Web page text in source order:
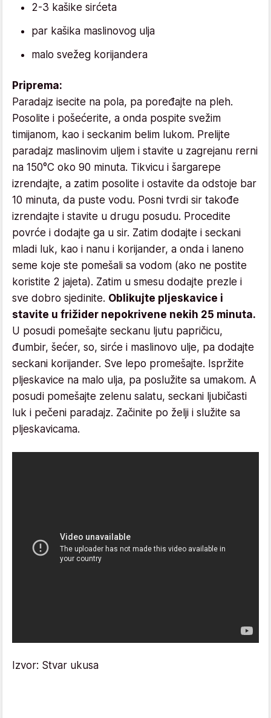
2-3 kašike sirćeta
par kašika maslinovog ulja
malo svežeg korijandera
Priprema:
Paradajz isecite na pola, pa poređajte na pleh.
Posolite i pošećerite, a onda pospite svežim
timijanom, kao i seckanim belim lukom. Prelijte
paradajz maslinovim uljem i stavite u zagrejanu rerni
na 150°C oko 90 minuta. Tikvicu i šargarepe
izrendajte, a zatim posolite i ostavite da odstoje bar
10 minuta, da puste vodu. Posni tvrdi sir takođe
izrendajte i stavite u drugu posudu. Procedite
povrće i dodajte ga u sir. Zatim dodajte i seckani
mladi luk, kao i nanu i korijander, a onda i laneno
seme koje ste pomešali sa vodom (ako ne postite
koristite 2 jajeta). Zatim u smesu dodajte prezle i
sve dobro sjedinite. Oblikujte pljeskavice i
stavite u frižider nepokrivene nekih 25 minuta.
U posudi pomešajte seckanu ljutu papričicu,
đumbir, šećer, so, sirće i maslinovo ulje, pa dodajte
seckani korijander. Sve lepo promešajte. Ispržite
pljeskavice na malo ulja, pa poslužite sa umakom. A
posudi pomešajte zelenu salatu, seckani ljubičasti
luk i pečeni paradajz. Začinite po želji i služite sa
pljeskavicama.
Izvor: Stvar ukusa